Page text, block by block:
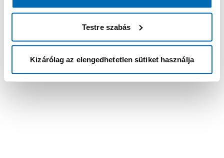
Testre szabás
Kizárólag az elengedhetetlen sütiket használja